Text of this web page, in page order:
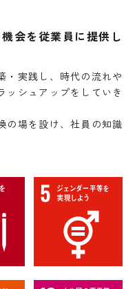
会を従業員に提供し
・実践し、時代の流れや
ッシュアップをしていき
の場を設け、社員の知識